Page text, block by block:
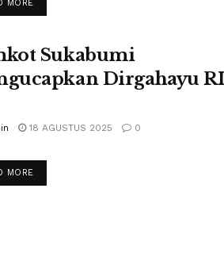
MORE
Sukabumi
Dirgahayu
18 AGUSTUS 2025 0
MORE